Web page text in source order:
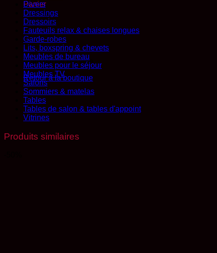
Panier
Votre panier est vide.
Retour à la boutique
Divers
Dressings
Dressoirs
Fauteuils relax & chaises longues
Garde-robes
Lits, boxspring & chevets
Meubles de bureau
Meubles pour le séjour
Meubles TV
Salons
Sommiers & matelas
Tables
Tables de salon & tables d'appoint
Vitrines
Produits similaires